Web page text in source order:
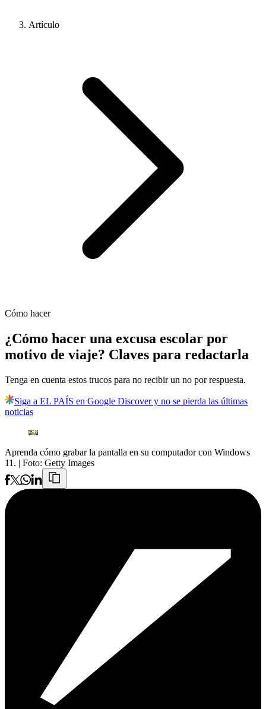
Artículo
Cómo hacer
¿Cómo hacer una excusa escolar por
motivo de viaje? Claves para redactarla
Tenga en cuenta estos trucos para no recibir un no por respuesta.
Siga a EL PAÍS en Google Discover y no se pierda las últimas
noticias
Aprenda cómo grabar la pantalla en su computador con Windows
11. | Foto: Getty Images